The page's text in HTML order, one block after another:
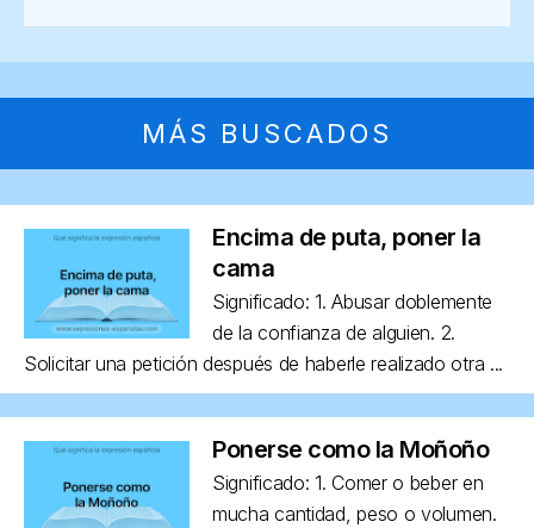
MÁS BUSCADOS
Encima de puta, poner la
cama
Significado: 1. Abusar doblemente
de la confianza de alguien. 2.
Solicitar una petición después de haberle realizado otra ...
Ponerse como la Moñoño
Significado: 1. Comer o beber en
mucha cantidad, peso o volumen.